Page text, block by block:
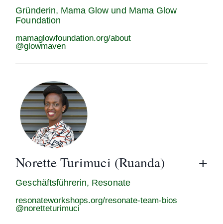
Gründerin, Mama Glow und Mama Glow
Foundation
mamaglowfoundation.org/about
@glowmaven
Norette Turimuci (Ruanda)
Geschäftsführerin, Resonate
resonateworkshops.org/resonate-team-bios
@noretteturimuci